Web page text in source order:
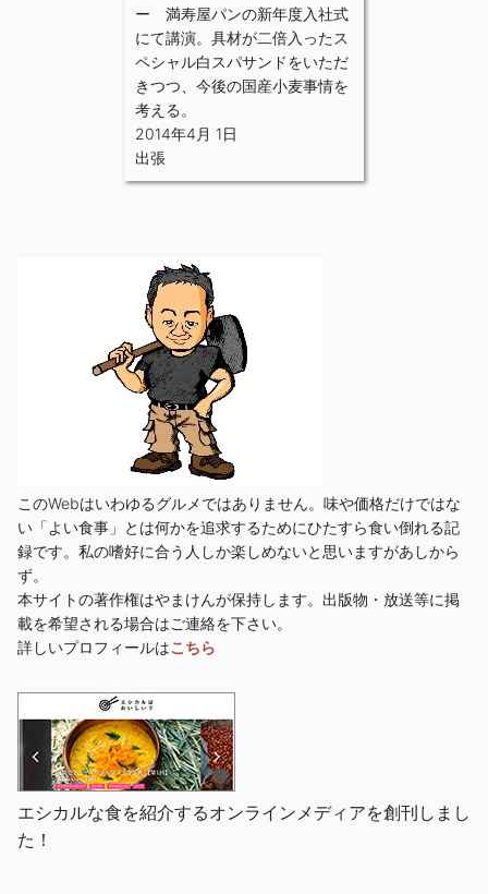
ー 満寿屋パンの新年度入社式
にて講演。具材が二倍入ったス
ペシャル白スパサンドをいただ
きつつ、今後の国産小麦事情を
考える。
2014年4月 1日
出張
このWebはいわゆるグルメではありません。味や価格だけではな
い「よい食事」とは何かを追求するためにひたすら食い倒れる記
録です。私の嗜好に合う人しか楽しめないと思いますがあしから
ず。
本サイトの著作権はやまけんが保持します。出版物・放送等に掲
載を希望される場合はご連絡を下さい。
詳しいプロフィールはこちら
エシカルな食を紹介するオンラインメディアを創刊しまし
た！